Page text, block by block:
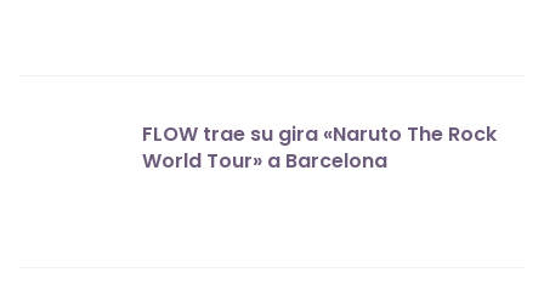
FLOW trae su gira «Naruto The Rock
World Tour» a Barcelona